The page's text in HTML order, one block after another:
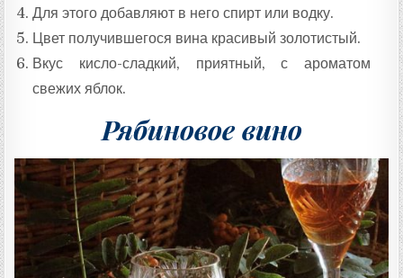
Для этого добавляют в него спирт или водку.
Цвет получившегося вина красивый золотистый.
Вкус кисло-сладкий, приятный, с ароматом
свежих яблок.
Рябиновое вино